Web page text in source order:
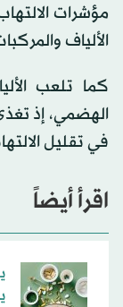
مؤشرات
الألياف
كما تلعب
الهضمي، إذ
في تقليل
اقرأ أيضاً